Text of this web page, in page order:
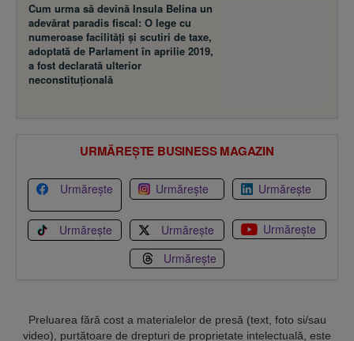
Cum urma să devină Insula Belina un
adevărat paradis fiscal: O lege cu
numeroase facilităţi şi scutiri de taxe,
adoptată de Parlament în aprilie 2019,
a fost declarată ulterior
neconstituţională
URMĂREȘTE BUSINESS MAGAZIN
Urmărește Urmărește Urmărește
Urmărește Urmărește
Urmărește
Urmărește
Preluarea fără cost a materialelor de presă (text, foto si/sau
video), purtătoare de drepturi de proprietate intelectuală, este